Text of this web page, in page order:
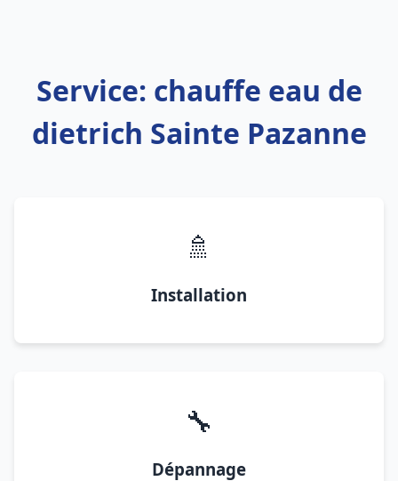
Service: chauffe eau de
dietrich Sainte Pazanne
🚿
Installation
🔧
Dépannage